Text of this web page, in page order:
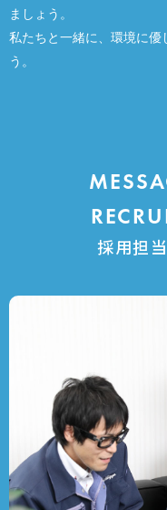
ましょう。
私たちと一緒に、環境に優
う。
採用担